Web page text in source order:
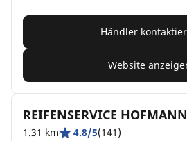
Händler
Website
REIFENSERVICE
1.31 km 4.8/5(141)